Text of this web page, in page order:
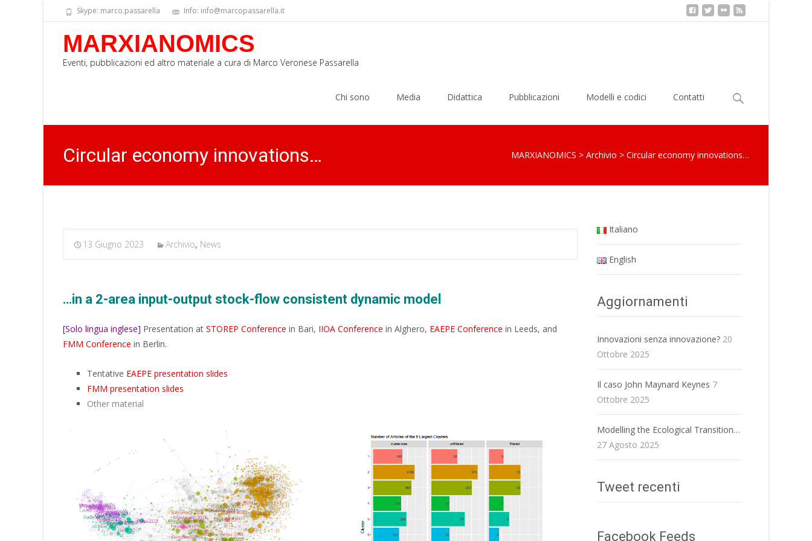
Skype: marco.passarella Info: info@marcopassarella.it
MARXIANOMICS
Eventi, pubblicazioni ed altro materiale a cura di Marco Veronese Passarella
Chi sono Media Didattica Pubblicazioni Modelli e codici Contatti
Ricerca
Circular economy innovations… MARXIANOMICS > Archivio > Circular economy innovations…
13 Giugno 2023 Archivio, News
…in a 2-area input-output stock-flow consistent dynamic model
[Solo lingua inglese] Presentation at STOREP Conference in Bari, IIOA Conference in Alghero, EAEPE Conference in Leeds, and
FMM Conference in Berlin.
Tentative EAEPE presentation slides
FMM presentation slides
Other material
Italiano
English
Aggiornamenti
Innovazioni senza innovazione? 20
Ottobre 2025
Il caso John Maynard Keynes 7
Ottobre 2025
Modelling the Ecological Transition…
27 Agosto 2025
Tweet recenti
Facebook Feeds